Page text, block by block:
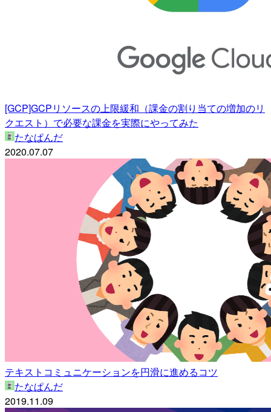
[GCP]GCPリソースの上限緩和（課金の割り当ての増加のリ
クエスト）で必要な課金を実際にやってみた
たなぱんだ
2020.07.07
テキストコミュニケーションを円滑に進めるコツ
たなぱんだ
2019.11.09